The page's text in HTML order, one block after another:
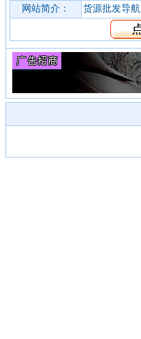
网站简介：
货源批发导航